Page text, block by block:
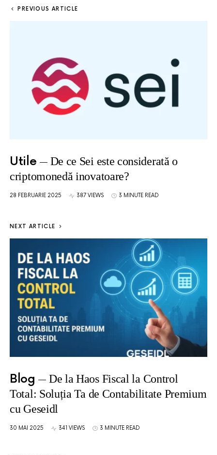
PREVIOUS ARTICLE
Utile
De ce Sei este considerată o
criptomonedă inovatoare?
28 FEBRUARIE 2025 387 VIEWS 3 MINUTE READ
NEXT ARTICLE
Blog
De la Haos Fiscal la Control
Total: Soluția Ta de Contabilitate Premium
cu Geseidl
30 MAI 2025 341 VIEWS 3 MINUTE READ